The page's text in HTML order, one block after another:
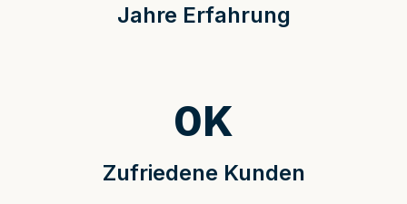
Jahre Erfahrung
Zufriedene Kunden
0K